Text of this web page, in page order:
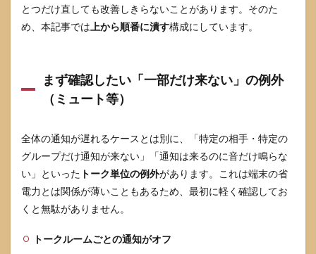
4.3
バッ
クグ
とデ
ータ
認す
4.4
カー
独自
電力
設定
とつだけ直しても改善しきらないことがあります。そのた
め、本記事では 上から順番に潰す構成にしています。
まず確認したい「一部だけ来ない」の例外
（ミュート等）
全体の通知が遅れるケースとは別に、「特定の相手・特定の
グループだけ通知が来ない」「通知は来るのに音だけ鳴らな
い」といった トーク単位の例外があります。これは端末の省
電力とは関係が薄いこともあるため、最初に軽く確認してお
くと無駄がありません。
トークルームごとの通知がオフ